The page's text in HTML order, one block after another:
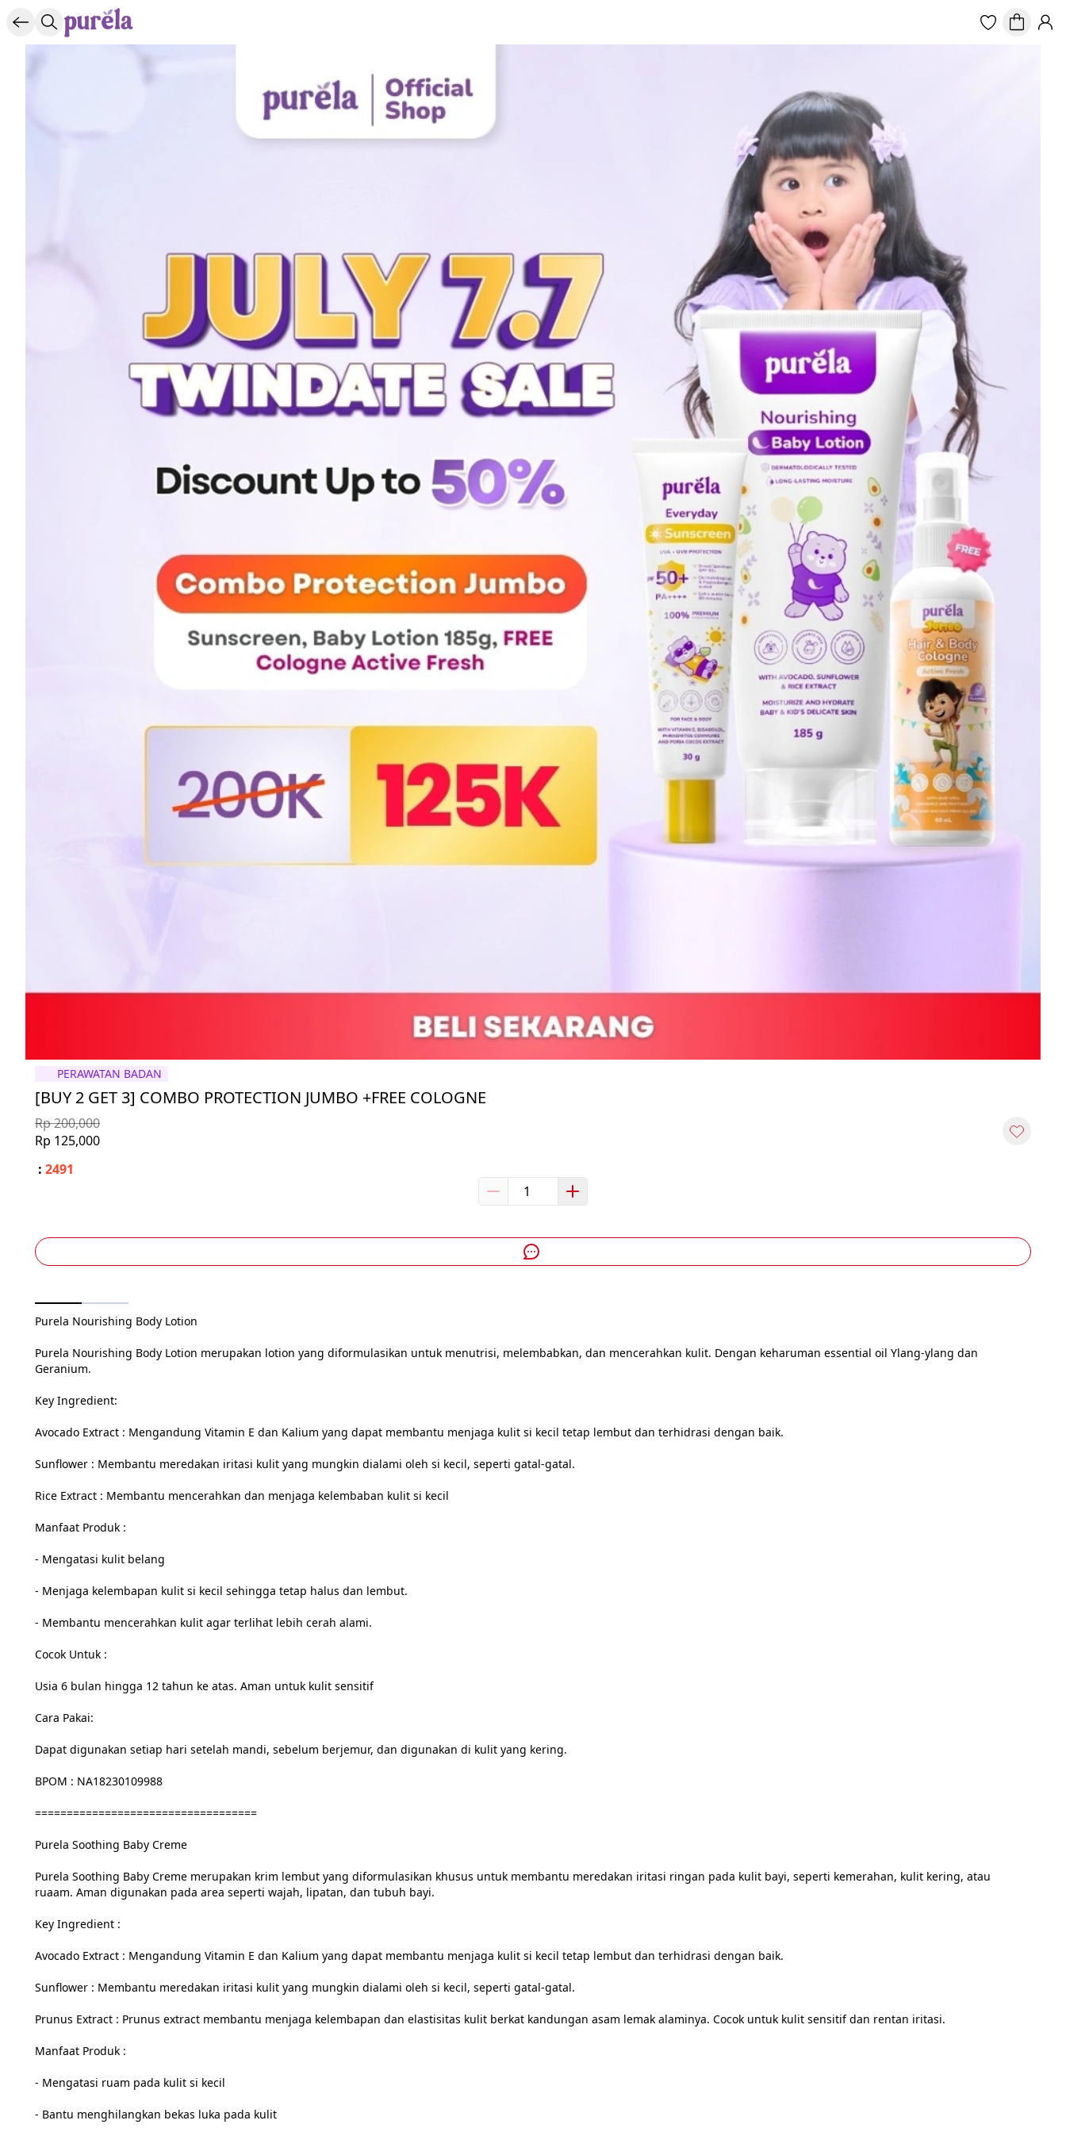
PERAWATAN BADAN
[BUY 2 GET 3] COMBO PROTECTION JUMBO +FREE COLOGNE
Rp 200,000
Rp 125,000
: 2491
Purela Nourishing Body Lotion
Purela Nourishing Body Lotion merupakan lotion yang diformulasikan untuk menutrisi, melembabkan, dan mencerahkan kulit. Dengan keharuman essential oil Ylang-ylang dan
Geranium.
Key Ingredient:
Avocado Extract : Mengandung Vitamin E dan Kalium yang dapat membantu menjaga kulit si kecil tetap lembut dan terhidrasi dengan baik.
Sunflower : Membantu meredakan iritasi kulit yang mungkin dialami oleh si kecil, seperti gatal-gatal.
Rice Extract : Membantu mencerahkan dan menjaga kelembaban kulit si kecil
Manfaat Produk :
- Mengatasi kulit belang
- Menjaga kelembapan kulit si kecil sehingga tetap halus dan lembut.
- Membantu mencerahkan kulit agar terlihat lebih cerah alami.
Cocok Untuk :
Usia 6 bulan hingga 12 tahun ke atas. Aman untuk kulit sensitif
Cara Pakai:
Dapat digunakan setiap hari setelah mandi, sebelum berjemur, dan digunakan di kulit yang kering.
BPOM : NA18230109988
===================================
Purela Soothing Baby Creme
Purela Soothing Baby Creme merupakan krim lembut yang diformulasikan khusus untuk membantu meredakan iritasi ringan pada kulit bayi, seperti kemerahan, kulit kering, atau
ruaam. Aman digunakan pada area seperti wajah, lipatan, dan tubuh bayi.
Key Ingredient :
Avocado Extract : Mengandung Vitamin E dan Kalium yang dapat membantu menjaga kulit si kecil tetap lembut dan terhidrasi dengan baik.
Sunflower : Membantu meredakan iritasi kulit yang mungkin dialami oleh si kecil, seperti gatal-gatal.
Prunus Extract : Prunus extract membantu menjaga kelembapan dan elastisitas kulit berkat kandungan asam lemak alaminya. Cocok untuk kulit sensitif dan rentan iritasi.
Manfaat Produk :
- Mengatasi ruam pada kulit si kecil
- Bantu menghilangkan bekas luka pada kulit